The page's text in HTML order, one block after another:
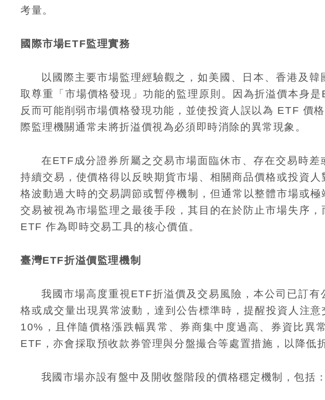
考量。
國際市場ETF監理實務
以國際主要市場監理經驗觀之，如美國、日本、香港及
取尊重「市場價格發現」功能的監理原則。因為折溢價本身是
反而可能削弱市場價格發現功能，並使投資人誤以為 ETF 價
際監理機關通常未將折溢價視為必須即時消除的異常現象。
在ETF成分證券所屬之交易市場面臨休市、存在交易時
持續交易，使價格得以反映期貨市場、相關商品價格或投資
格波動過大時的交易調節或暫停機制，但通常以整體市場或
交易被視為市場監理之最後手段，其目的在於防止市場失序
ETF作為即時交易工具的核心價值。
臺灣ETF折溢價監理機制
我國市場高度重視ETF折溢價及交易風險，本公司已訂
格或成交量出現異常波動，達到公告標準時，提醒投資人注意
10% ，且伴隨價格漲跌幅異常、券商集中度過高、券資比
ETF ，亦會採取預收款券管理與分盤撮合等處置措施，以降低
我國市場亦設有盤中及開收盤階段的價格穩定機制，包括：